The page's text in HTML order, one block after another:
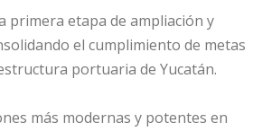
primera etapa de ampliación y
el cumplimiento de metas
portuaria de Yucatán.
más modernas y potentes en